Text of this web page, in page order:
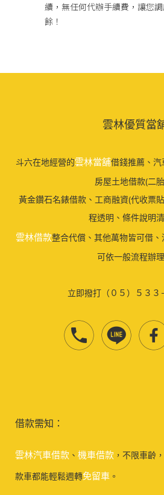
續，無任何代辦手續費，讓您
餘！
雲林優質當
斗六在地經營的雲林當舖借錢推薦、
房屋土地借款(二
黃金鑽石名錶借款、工商融資(代收票
程透明、條件說明
雲林借款整合代償、其他萬物皆可借
可依一般流程辦理
立即撥打（０５）５３３
借款需知：
雲林汽車借款 、 機車借款 ，不限車齡
款車都能輕鬆週轉免留車 。